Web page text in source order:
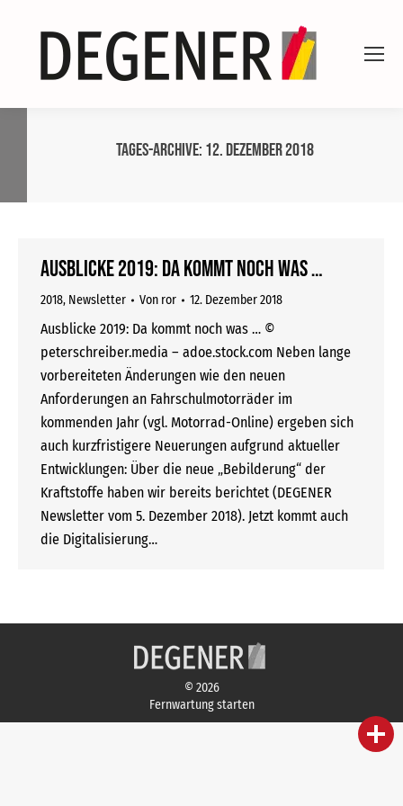
Tages-Archive: 12. Dezember 2018
Ausblicke 2019: Da kommt noch was …
2018, Newsletter Von ror 12. Dezember 2018
Ausblicke 2019: Da kommt noch was … ©
peterschreiber.media – adoe.stock.com Neben lange
vorbereiteten Änderungen wie den neuen
Anforderungen an Fahrschulmotorräder im
kommenden Jahr (vgl. Motorrad-Online) ergeben sich
auch kurzfristigere Neuerungen aufgrund aktueller
Entwicklungen: Über die neue „Bebilderung“ der
Kraftstoffe haben wir bereits berichtet (DEGENER
Newsletter vom 5. Dezember 2018). Jetzt kommt auch
die Digitalisierung…
© 2026
Fernwartung starten
IHR FACHBERATER